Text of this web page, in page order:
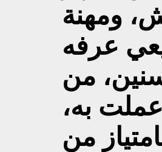
ومهنة
عرفه
من
به،
من